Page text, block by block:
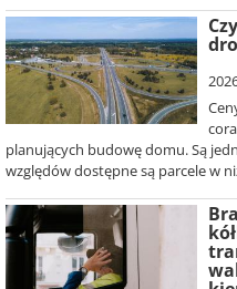
planujących budowę domu. Są
względów dostępne są parcele w